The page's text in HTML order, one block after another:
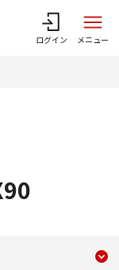
ログイン メニュー